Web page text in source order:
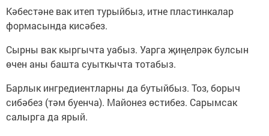
Кәбестәне вак итеп турыйбыз, итне пластинкалар
формасында кисәбез.
Сырны вак кыргычта уабыз. Уарга җиңелрәк булсын
өчен аны башта суыткычта тотабыз.
Барлык ингредиентларны да бутыйбыз. Тоз, борыч
сибәбез (тәм буенча). Майонез өстибез. Сарымсак
салырга да ярый.